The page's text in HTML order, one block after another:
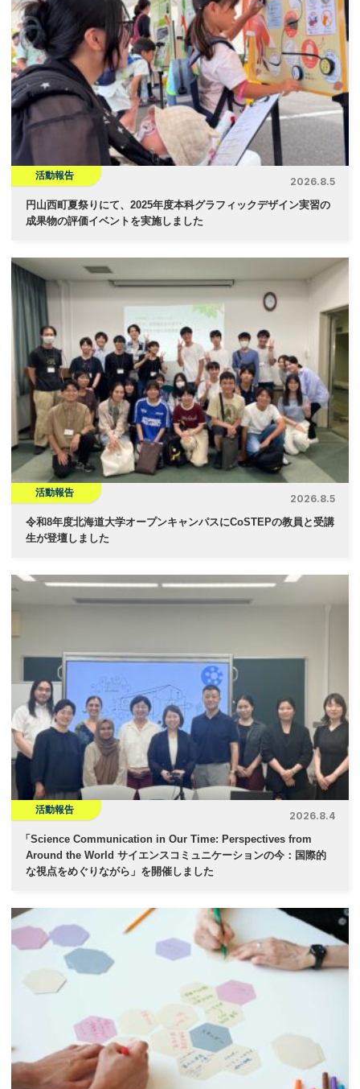
ー
シ
ョ
ン
活動報告
2026.8.5
円山西町夏祭りにて、2025年度本科グラフィックデザイン実習の
成果物の評価イベントを実施しました
活動報告
2026.8.5
令和8年度北海道大学オープンキャンパスにCoSTEPの教員と受講
生が登壇しました
活動報告
2026.8.4
「 Science Communication in Our Time: Perspectives from
Around the World サイエンスコミュニケーションの今：国際的
な視点をめぐりながら」を開催しました